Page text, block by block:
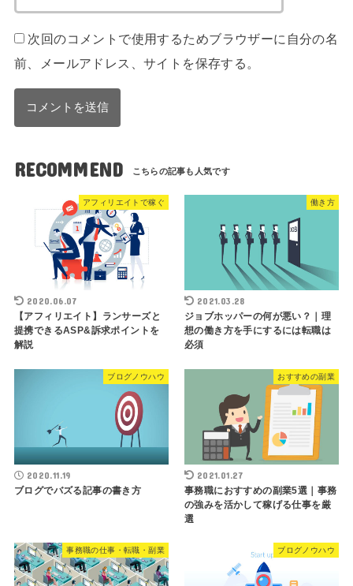
次回のコメントで使用するためブラウザーに自分の名
前、メールアドレス、サイトを保存する。
RECOMMEND
アフィリエイトで稼ぐ
2020.06.07
【アフィリエイト】ランサーズと
提携できるASP&訴求ポイントを
解説
働き方
2021.03.28
ジョブホッパーの何が悪い？｜理
想の働き方を手にするには転職は
必須
ブログノウハウ
2020.11.19
ブログでバズる記事の書き方
おすすめの副業
2021.01.27
事務職におすすめの副業5選｜事務
の強みを活かして稼げる仕事を厳
選
事務職の仕事・転職・副業 ブログノウハウ